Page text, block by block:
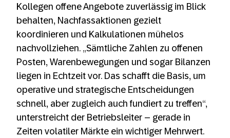
Kollegen offene Angebote zuverlässig im Blick
behalten, Nachfassaktionen gezielt
koordinieren und Kalkulationen mühelos
nachvollziehen. „Sämtliche Zahlen zu offenen
Posten, Warenbewegungen und sogar Bilanzen
liegen in Echtzeit vor. Das schafft die Basis, um
operative und strategische Entscheidungen
schnell, aber zugleich auch fundiert zu treffen“,
unterstreicht der Betriebsleiter – gerade in
Zeiten volatiler Märkte ein wichtiger Mehrwert.